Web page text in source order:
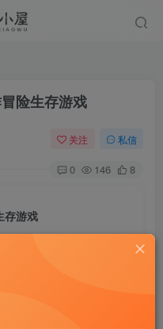
险生存游戏
关注 私信
0 146 8
存游戏
款动作冒险生存游戏。